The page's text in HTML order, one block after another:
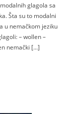
glagola sa
Šta su to modalni
u nemačkom jeziku
– wollen –
nemački […]